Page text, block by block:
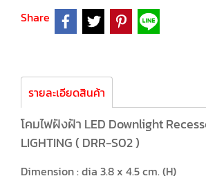
Share
รายละเอียดสินค้า
โคมไฟฝังฝ้า LED Downlight
LIGHTING ( DRR-S02 )
Dimension : dia 3.8 x 4.5 cm. (H)